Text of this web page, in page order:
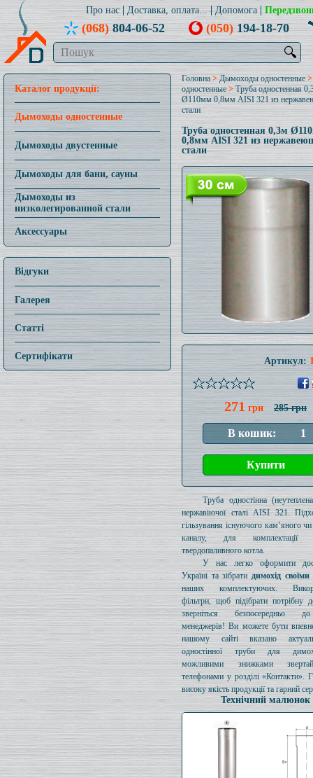
Про нас Доставка, оплата... Допомога
(068)804-06-52 (050)194-18-70
🔍
Каталог продукції:
Дымоходы одностенные
Дымоходы двустенные
Дымоходы для бани, сауны
Дымоходы из
низколегированной стали
Аксессуары
Відгуки
Галерея
Статті
Сертифікати
Головна > Дымоходы одностенные
одностенные >Труба одностенная
Ø110мм 0,8мм AISI 321 из
стали
Труба одностенная 0,3м
0,8мм AISI 321 из
стали
Артикул:
271 грн 285 грн
Труба одностінна
нержавіючої сталі AISI 321.
гільзування існуючого кам’яного
каналу, для комплектації
твердопаливного котла.
У нас легко оформити
Україні та зібрати димохід
наших комплектуючих.
фільтри, щоб підібрати потрібну
зверніться безпосередньо
менеджерів! Ви можете бути
нашому сайті вказано
одностінної труби для
можливими знижками
телефонами у розділі «Контакти».
високу якість продукції та гарний
Технічний малюнок